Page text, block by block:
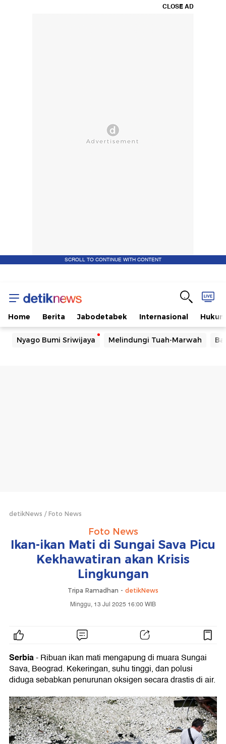
CLOSE AD
SCROLL TO CONTINUE WITH CONTENT
Home Berita Jabodetabek Internasional Hukum
Nyago Bumi Sriwijaya Melindungi Tuah-Marwah
detikNews Foto News
Foto News
Ikan-ikan Mati di Sungai Sava Picu
Kekhawatiran akan Krisis
Lingkungan
Tripa Ramadhan - detikNews
Minggu, 13 Jul 2025 16:00 WIB
Serbia- Ribuan ikan mati mengapung di muara Sungai
Sava, Beograd. Kekeringan, suhu tinggi, dan polusi
diduga sebabkan penurunan oksigen secara drastis di air.